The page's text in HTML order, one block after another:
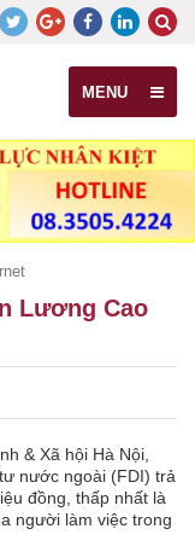
MENU
Lương Cao
& Xã hội Hà Nội,
nước ngoài (FDI) trả
đồng, thấp nhất là
người làm việc trong